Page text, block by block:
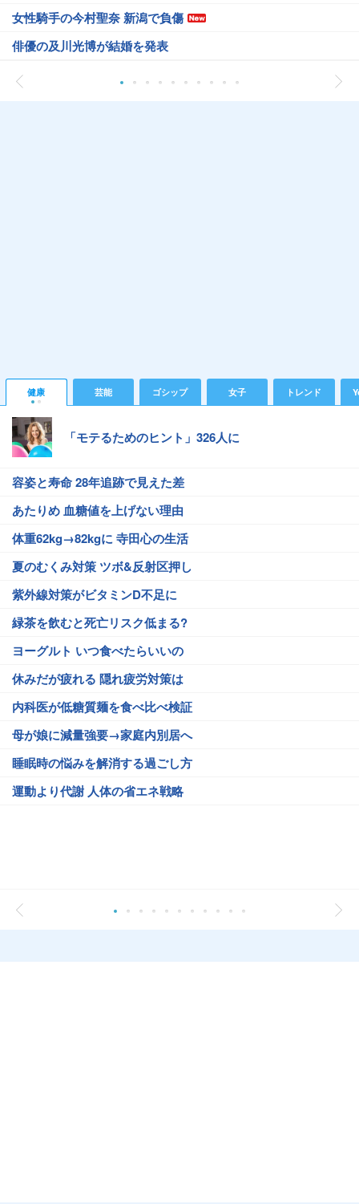
女性騎手の今村聖奈 新潟で負傷
俳優の及川光博が結婚を発表
健康 芸能 ゴシップ 女子 トレンド
「モテるためのヒント」326人に
容姿と寿命 28年追跡で見えた差
あたりめ 血糖値を上げない理由
体重62kg→82kgに 寺田心の生活
夏のむくみ対策 ツボ&反射区押し
紫外線対策がビタミンD不足に
緑茶を飲むと死亡リスク低まる?
ヨーグルト いつ食べたらいいの
休みだが疲れる 隠れ疲労対策は
内科医が低糖質麺を食べ比べ検証
母が娘に減量強要→家庭内別居へ
睡眠時の悩みを解消する過ごし方
運動より代謝 人体の省エネ戦略